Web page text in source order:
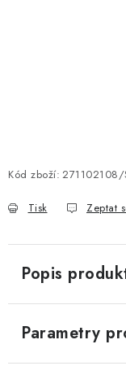
Kód zboží: 271102108/
Tisk Zeptat
Popis
Parametry